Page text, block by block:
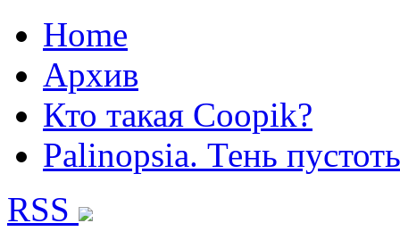
Home
Архив
Кто такая Coopik?
Palinopsia. Тень
RSS